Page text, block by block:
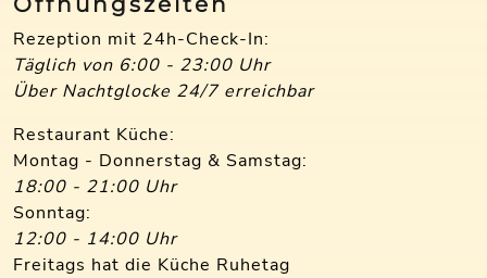
Rezeption mit 24h-Check-In:
Täglich von 6:00 - 23:00 Uhr
Über Nachtglocke 24/7 erreichbar
Restaurant Küche:
Montag - Donnerstag & Samstag:
18:00 - 21:00 Uhr
Sonntag:
12:00 - 14:00 Uhr
Freitags hat die Küche Ruhetag